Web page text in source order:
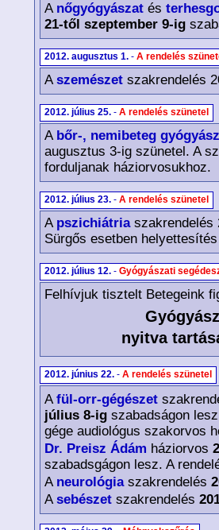
A nőgyógyászat és
21-től szeptember 9-ig
2012. augusztus 1. - A rendelés
Aszemészet szakrendelés
2012. július 25. - A rendelés szünetel
A bőr-, nemibeteg
augusztus 3-ig szünetel. A
forduljanak háziorvosukhoz.
2012. július 23. - A rendelés szünetel
A pszichiátriaszakrendelés
Sürgős esetben
2012. július 12. - Gyógyászati
Felhívjuk tisztelt Betegeink
nyitva
2012. június 22. - A rendelés szünetel
Afül-orr-gégészet
július 8-ig szabadságon
gége audiológus szakorvos
Dr. Preisz Ádám háziorvos
szabadsgágon lesz. A
A neurológiaszakrendelés
Asebészet szakrendelés